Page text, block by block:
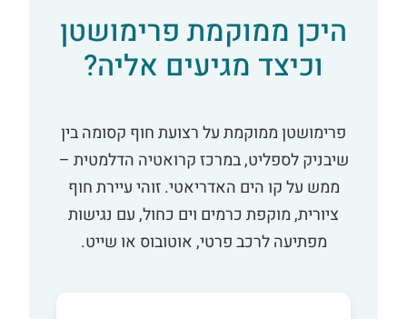
היכן ממוקמת פרימושטן
וכיצד מגיעים אליה?
פרימושטן ממוקמת על רצועת חוף קסומה בין
שיבניק לספליט, במרכז קרואטיה הדלמטית –
ממש על קו הים האדריאטי. זוהי עיירת חוף
ציורית, מוקפת כרמים וים כחול, עם נגישות
מפתיעה לרכב פרטי, אוטובוס או שייט.